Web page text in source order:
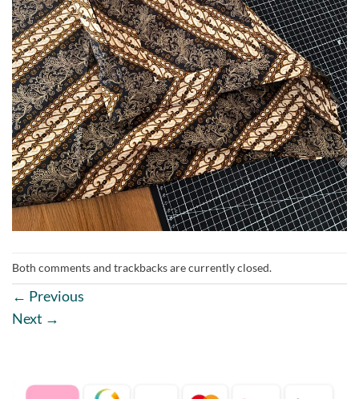
Both comments and trackbacks are currently closed.
← Previous
Next →